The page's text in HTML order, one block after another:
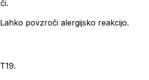
povzroči alergijsko reakcijo.